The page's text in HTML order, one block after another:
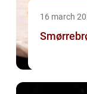
16 march